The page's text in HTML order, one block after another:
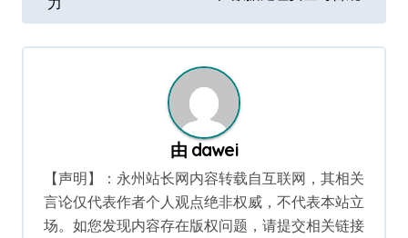
导
航
由 dawei
【声明】：永州站长网内容转载自互联网，其相关
言论仅代表作者个人观点绝非权威，不代表本站立
场。如您发现内容存在版权问题，请提交相关链接